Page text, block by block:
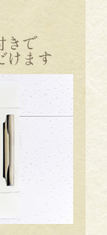
きで
けます